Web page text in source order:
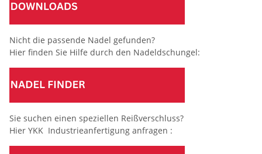
Nicht die passende Nadel gefunden?
Hier finden Sie Hilfe durch den Nadeldschungel:
Sie suchen einen speziellen Reißverschluss?
Hier YKK Industrieanfertigung anfragen :